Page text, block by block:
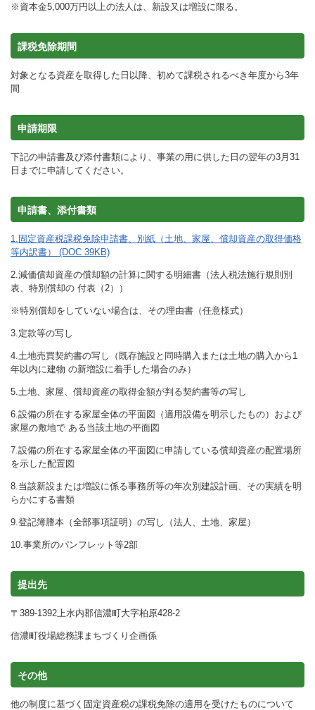
※資本金5,000万円以上の法人は、新設又は増設に限る。
課税免除期間
対象となる資産を取得した日以降、初めて課税されるべき年度から3年
間
申請期限
下記の申請書及び添付書類により、事業の用に供した日の翌年の3月31
日までに申請してください。
申請書、添付書類
1.固定資産税課税免除申請書、別紙（土地、家屋、償却資産の取得価格
等内訳書） (DOC 39KB)
2.減価償却資産の償却額の計算に関する明細書（法人税法施行規則別
表、特別償却の 付表（2））
※特別償却をしていない場合は、その理由書（任意様式）
3.定款等の写し
4.土地売買契約書の写し（既存施設と同時購入または土地の購入から1
年以内に建物 の新増設に着手した場合のみ）
5.土地、家屋、償却資産の取得金額が判る契約書等の写し
6.設備の所在する家屋全体の平面図（適用設備を明示したもの）および
家屋の敷地で ある当該土地の平面図
7.設備の所在する家屋全体の平面図に申請している償却資産の配置場所
を示した配置図
8.当該新設または増設に係る事務所等の年次別建設計画、その実績を明
らかにする書類
9.登記簿謄本（全部事項証明）の写し（法人、土地、家屋）
10.事業所のパンフレット等2部
提出先
〒389-1392上水内郡信濃町大字柏原428-2
信濃町役場総務課まちづくり企画係
その他
他の制度に基づく固定資産税の課税免除の適用を受けたものについて